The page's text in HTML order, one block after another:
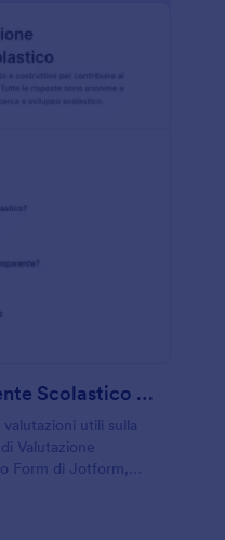
Valutazione Del Dirigente Scolastico Survey
utili sulla
Valutazione
Form di Jotform,
interna.